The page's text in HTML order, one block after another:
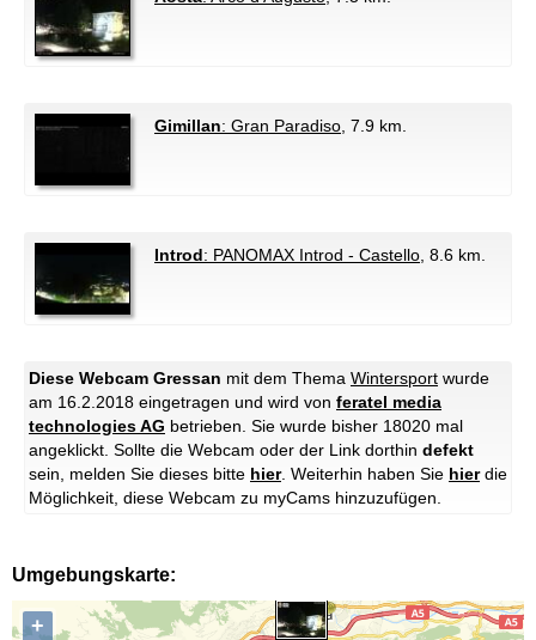
Gimillan: Gran Paradiso , 7.9 km.
Introd: PANOMAX Introd - Castello , 8.6 km.
Diese Webcam Gressan mit dem Thema Wintersport wurde
am 16.2.2018 eingetragen und wird von feratel media
technologies AG betrieben. Sie wurde bisher 18020 mal
angeklickt. Sollte die Webcam oder der Link dorthin defekt
sein, melden Sie dieses bitte hier. Weiterhin haben Sie hierdie
Möglichkeit, diese Webcam zu myCams hinzuzufügen.
Umgebungskarte:
+